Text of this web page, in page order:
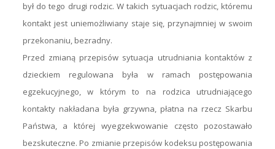
był do tego drugi rodzic. W takich sytuacjach rodzic, któremu
kontakt jest uniemożliwiany staje się, przynajmniej w swoim
przekonaniu, bezradny.
Przed zmianą przepisów sytuacja utrudniania kontaktów z
dzieckiem regulowana była w ramach postępowania
egzekucyjnego, w którym to na rodzica utrudniającego
kontakty nakładana była grzywna, płatna na rzecz Skarbu
Państwa, a której wyegzekwowanie często pozostawało
bezskuteczne. Po zmianie przepisów kodeksu postępowania